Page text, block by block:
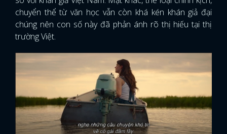
chuyển thể từ văn học vẫn còn khá kén khán giả đại
chúng nên con số này đã phản ánh rõ thị hiếu tại thị
trường Việt.